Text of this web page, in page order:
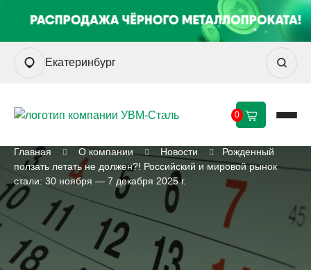
Екатеринбург
0
Главная О компании Новости
Рожденный
ползать летать не должен?! Российский и мировой рынок
стали: 30 ноября — 7 декабря 2025 г.